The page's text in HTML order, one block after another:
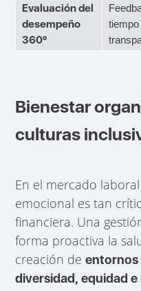
Evaluación del
desempeño
360º
Bienestar
culturas
En el mercado
emocional es tan
financiera. Una
forma proactiva la
creación deentornos
diversidad, equidad